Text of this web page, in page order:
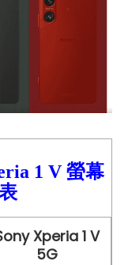
1 V 螢幕
Xperia 1 V
5G